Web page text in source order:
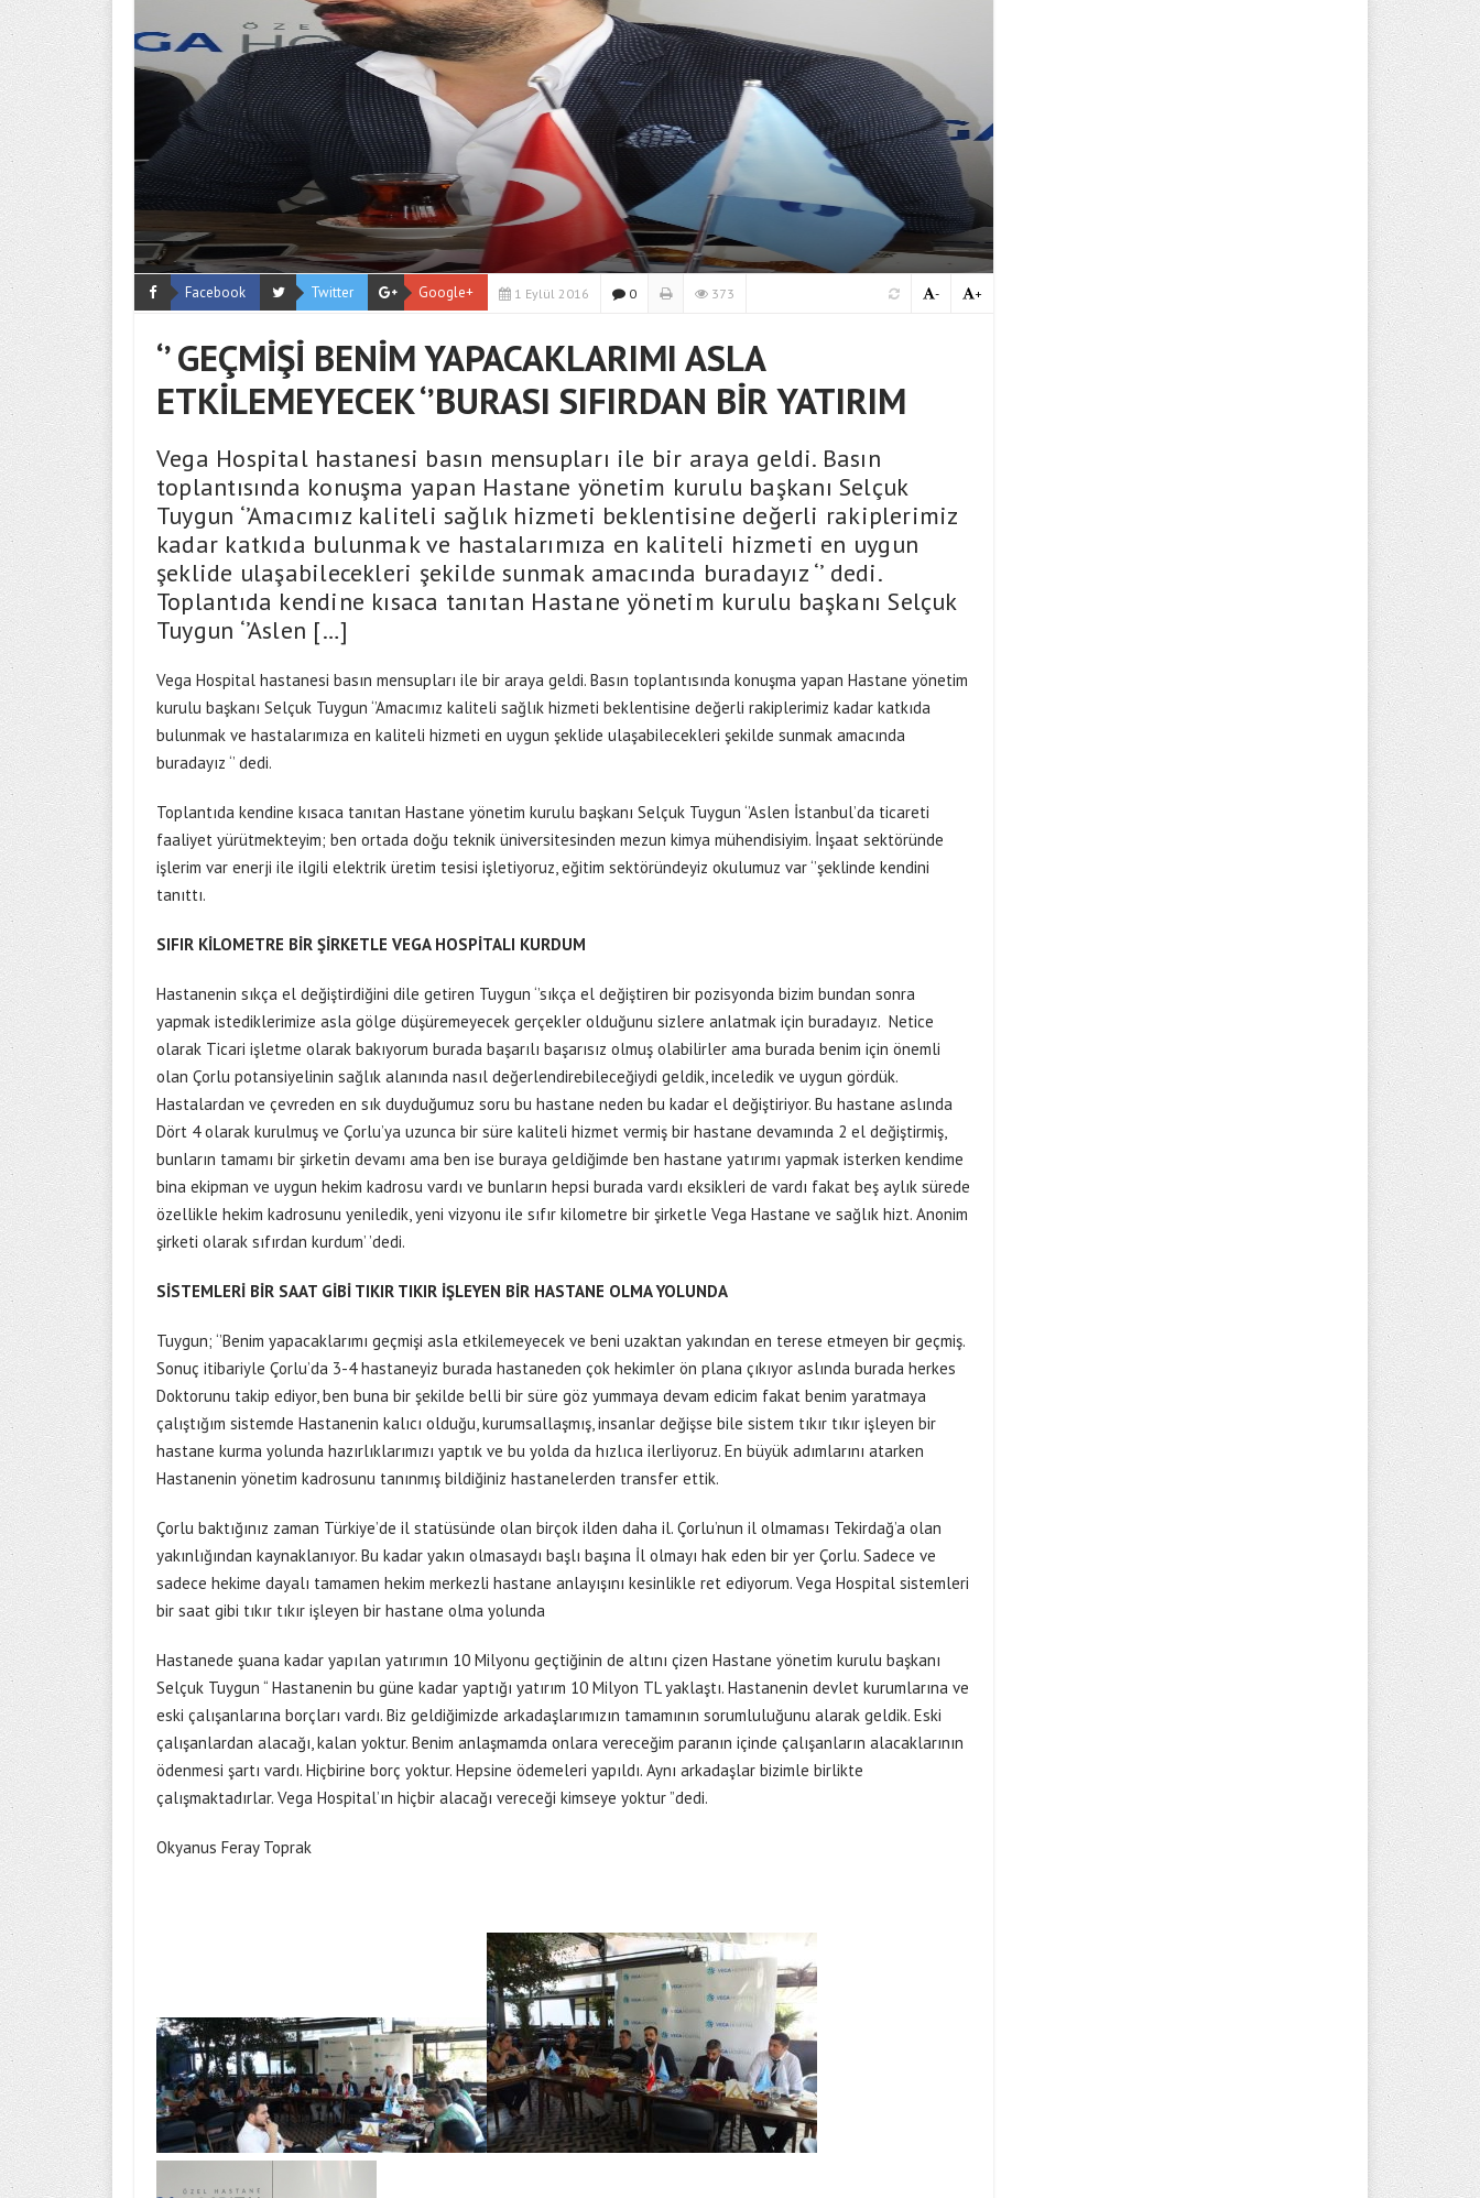
Facebook Twitter Google+ 1 Eylül 2016 0 373 +
-
‘’ GEÇMİŞİ BENİM YAPACAKLARIMI ASLA
ETKİLEMEYECEK ‘’BURASI SIFIRDAN BİR YATIRIM
Vega Hospital hastanesi basın mensupları ile bir araya geldi. Basın
toplantısında konuşma yapan Hastane yönetim kurulu başkanı Selçuk
Tuygun ‘’Amacımız kaliteli sağlık hizmeti beklentisine değerli rakiplerimiz
kadar katkıda bulunmak ve hastalarımıza en kaliteli hizmeti en uygun
şeklide ulaşabilecekleri şekilde sunmak amacında buradayız ‘’ dedi.
Toplantıda kendine kısaca tanıtan Hastane yönetim kurulu başkanı Selçuk
Tuygun ‘’Aslen […]
Vega Hospital hastanesi basın mensupları ile bir araya geldi. Basın toplantısında konuşma yapan Hastane yönetim
kurulu başkanı Selçuk Tuygun ‘’Amacımız kaliteli sağlık hizmeti beklentisine değerli rakiplerimiz kadar katkıda
bulunmak ve hastalarımıza en kaliteli hizmeti en uygun şeklide ulaşabilecekleri şekilde sunmak amacında
buradayız ‘’ dedi.
Toplantıda kendine kısaca tanıtan Hastane yönetim kurulu başkanı Selçuk Tuygun ‘’Aslen İstanbul’da ticareti
faaliyet yürütmekteyim; ben ortada doğu teknik üniversitesinden mezun kimya mühendisiyim. İnşaat sektöründe
işlerim var enerji ile ilgili elektrik üretim tesisi işletiyoruz, eğitim sektöründeyiz okulumuz var ‘’şeklinde kendini
tanıttı.
SIFIR KİLOMETRE BİR ŞİRKETLE VEGA HOSPİTALI KURDUM
Hastanenin sıkça el değiştirdiğini dile getiren Tuygun ‘’sıkça el değiştiren bir pozisyonda bizim bundan sonra
yapmak istediklerimize asla gölge düşüremeyecek gerçekler olduğunu sizlere anlatmak için buradayız. Netice
olarak Ticari işletme olarak bakıyorum burada başarılı başarısız olmuş olabilirler ama burada benim için önemli
olan Çorlu potansiyelinin sağlık alanında nasıl değerlendirebileceğiydi geldik, inceledik ve uygun gördük.
Hastalardan ve çevreden en sık duyduğumuz soru bu hastane neden bu kadar el değiştiriyor. Bu hastane aslında
Dört 4 olarak kurulmuş ve Çorlu’ya uzunca bir süre kaliteli hizmet vermiş bir hastane devamında 2 el değiştirmiş,
bunların tamamı bir şirketin devamı ama ben ise buraya geldiğimde ben hastane yatırımı yapmak isterken kendime
bina ekipman ve uygun hekim kadrosu vardı ve bunların hepsi burada vardı eksikleri de vardı fakat beş aylık sürede
özellikle hekim kadrosunu yeniledik, yeni vizyonu ile sıfır kilometre bir şirketle Vega Hastane ve sağlık hizt. Anonim
şirketi olarak sıfırdan kurdum’ ’dedi.
SİSTEMLERİ BİR SAAT GİBİ TIKIR TIKIR İŞLEYEN BİR HASTANE OLMA YOLUNDA
Tuygun; ‘’Benim yapacaklarımı geçmişi asla etkilemeyecek ve beni uzaktan yakından en terese etmeyen bir geçmiş.
Sonuç itibariyle Çorlu’da 3-4 hastaneyiz burada hastaneden çok hekimler ön plana çıkıyor aslında burada herkes
Doktorunu takip ediyor, ben buna bir şekilde belli bir süre göz yummaya devam edicim fakat benim yaratmaya
çalıştığım sistemde Hastanenin kalıcı olduğu, kurumsallaşmış, insanlar değişse bile sistem tıkır tıkır işleyen bir
hastane kurma yolunda hazırlıklarımızı yaptık ve bu yolda da hızlıca ilerliyoruz. En büyük adımlarını atarken
Hastanenin yönetim kadrosunu tanınmış bildiğiniz hastanelerden transfer ettik.
Çorlu baktığınız zaman Türkiye’de il statüsünde olan birçok ilden daha il. Çorlu’nun il olmaması Tekirdağ’a olan
yakınlığından kaynaklanıyor. Bu kadar yakın olmasaydı başlı başına İl olmayı hak eden bir yer Çorlu. Sadece ve
sadece hekime dayalı tamamen hekim merkezli hastane anlayışını kesinlikle ret ediyorum. Vega Hospital sistemleri
bir saat gibi tıkır tıkır işleyen bir hastane olma yolunda
Hastanede şuana kadar yapılan yatırımın 10 Milyonu geçtiğinin de altını çizen Hastane yönetim kurulu başkanı
Selçuk Tuygun “ Hastanenin bu güne kadar yaptığı yatırım 10 Milyon TL yaklaştı. Hastanenin devlet kurumlarına ve
eski çalışanlarına borçları vardı. Biz geldiğimizde arkadaşlarımızın tamamının sorumluluğunu alarak geldik. Eski
çalışanlardan alacağı, kalan yoktur. Benim anlaşmamda onlara vereceğim paranın içinde çalışanların alacaklarının
ödenmesi şartı vardı. Hiçbirine borç yoktur. Hepsine ödemeleri yapıldı. Aynı arkadaşlar bizimle birlikte
çalışmaktadırlar. Vega Hospital’ın hiçbir alacağı vereceği kimseye yoktur ”dedi.
Okyanus Feray Toprak